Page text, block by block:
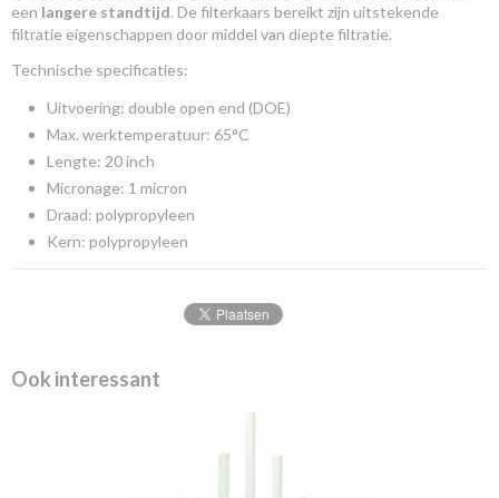
een langere standtijd. De filterkaars bereikt zijn uitstekende
filtratie eigenschappen door middel van diepte filtratie.
Technische specificaties:
Uitvoering: double open end (DOE)
Max. werktemperatuur: 65°C
Lengte: 20 inch
Micronage: 1 micron
Draad: polypropyleen
Kern: polypropyleen
Ook interessant